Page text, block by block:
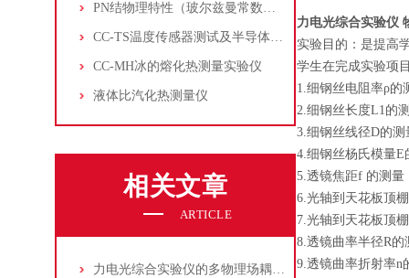
PN结物理特性（玻尔兹曼常数测定仪）
CC-TS温度传感器测试及半导体致冷控温实验仪
CC-MH冰的熔化热测量实验仪
液体比汽化热测量仪
相关文章
ARTICLE
力电光综合实验仪的多物理场耦合原理与系统架构解析
力电光综合实验仪
实验目的：是提高
学生在完成实验项
1.细钢丝电阻率ρ
2.细钢丝长度L1的
3.细钢丝线径D的
4.细钢丝杨氏模量E
5.透镜焦距f 的测
6.光轴到天花板顶
7.光轴到天花板顶
8.透镜曲率半径R
9.透镜曲率折射率n